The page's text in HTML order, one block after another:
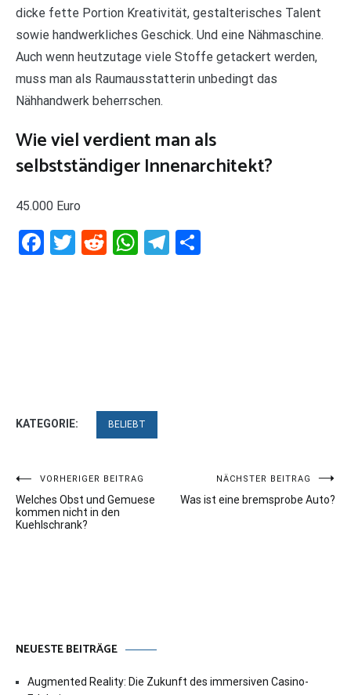
dicke fette Portion Kreativität, gestalterisches Talent
sowie handwerkliches Geschick. Und eine Nähmaschine.
Auch wenn heutzutage viele Stoffe getackert werden,
muss man als Raumausstatterin unbedingt das
Nähhandwerk beherrschen.
Wie viel verdient man als
selbstständiger Innenarchitekt?
45.000 Euro
Facebook
Twitter
RedditWhatsApp
Telegram
KATEGORIE: BELIEBT
Beitragsnavigation
VORHERIGER BEITRAG
Welches Obst und Gemuese
kommen nicht in den
Kuehlschrank?
NÄCHSTER BEITRAG
Was ist eine bremsprobe Auto?
NEUESTE BEITRÄGE
Augmented Reality: Die Zukunft des immersiven Casino-